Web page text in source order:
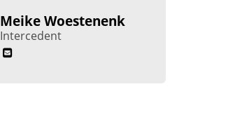
Meike Woestenenk
Intercedent